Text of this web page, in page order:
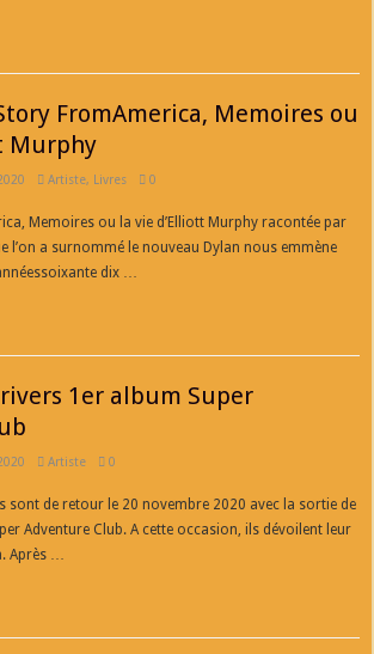
FromAmerica, Memoires ou
Murphy
Artiste, Livres 0
Memoires ou la vie d’Elliott Murphy racontée par
l’on a surnommé le nouveau Dylan nous emmène
dix …
1er album Super
Artiste 0
sont de retour le 20 novembre 2020 avec la sortie de
Adventure Club. A cette occasion, ils dévoilent leur
Après …